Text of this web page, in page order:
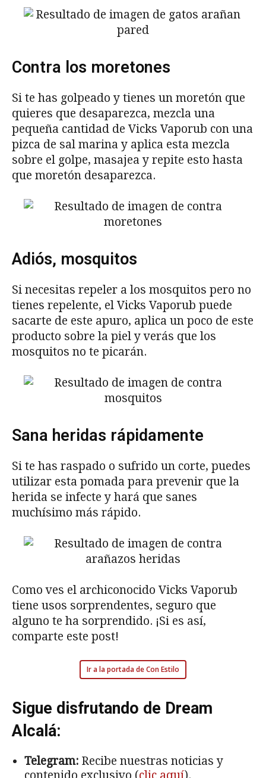
Contra los moretones
Si te has golpeado y tienes un moretón que
quieres que desaparezca, mezcla una
pequeña cantidad de Vicks Vaporub con una
pizca de sal marina y aplica esta mezcla
sobre el golpe, masajea y repite esto hasta
que moretón desaparezca.
Adiós, mosquitos
Si necesitas repeler a los mosquitos pero no
tienes repelente, el Vicks Vaporub puede
sacarte de este apuro, aplica un poco de este
producto sobre la piel y verás que los
mosquitos no te picarán.
Sana heridas rápidamente
Si te has raspado o sufrido un corte, puedes
utilizar esta pomada para prevenir que la
herida se infecte y hará que sanes
muchísimo más rápido.
Como ves el archiconocido Vicks Vaporub
tiene usos sorprendentes, seguro que
alguno te ha sorprendido. ¡Si es así,
comparte este post!
Ir a la portada de Con Estilo
Sigue disfrutando de Dream
Alcalá:
Telegram: Recibe nuestras noticias y
contenido exclusivo (clic aquí).